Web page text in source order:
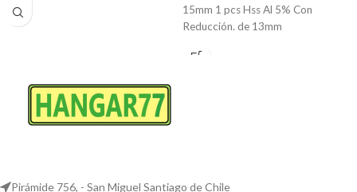
15mm 1 pcs Hss Al 5% Con
Reducción. de 13mm
Pirámide 756, - San Miguel Santiago de Chile